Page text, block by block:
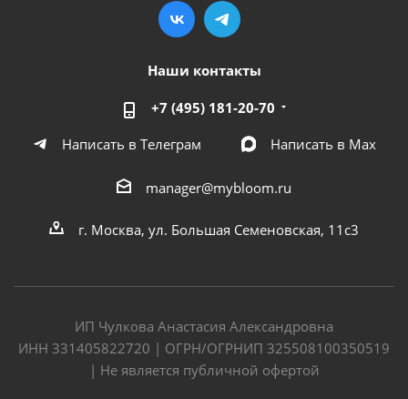
Наши контакты
+7 (495) 181-20-70
Написать в Телеграм
Написать в Мах
manager@mybloom.ru
г. Москва, ул. Большая Семеновская, 11с3
ИП Чулкова Анастасия Александровна
ИНН 331405822720 | ОГРН/ОГРНИП 325508100350519
| Не является публичной офертой